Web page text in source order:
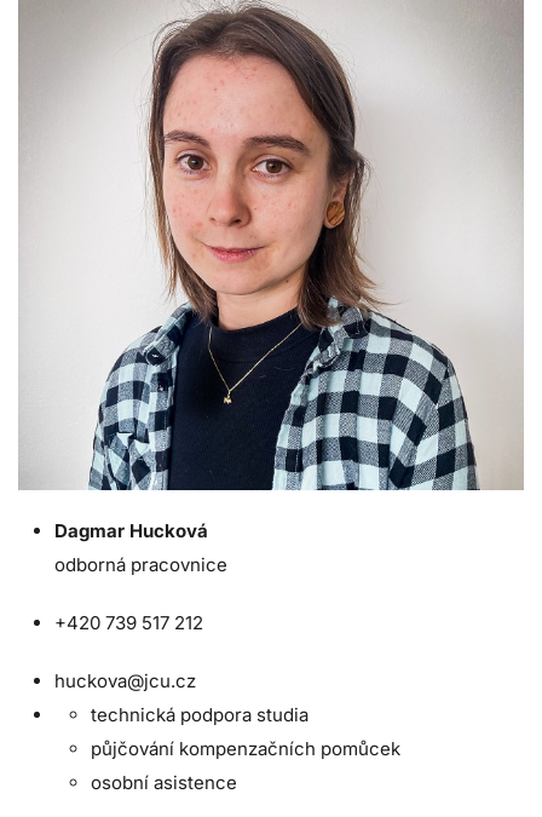
Dagmar Hucková
odborná pracovnice
+420 739 517 212
huckova@jcu.cz
technická podpora studia
půjčování kompenzačních pomůcek
osobní asistence